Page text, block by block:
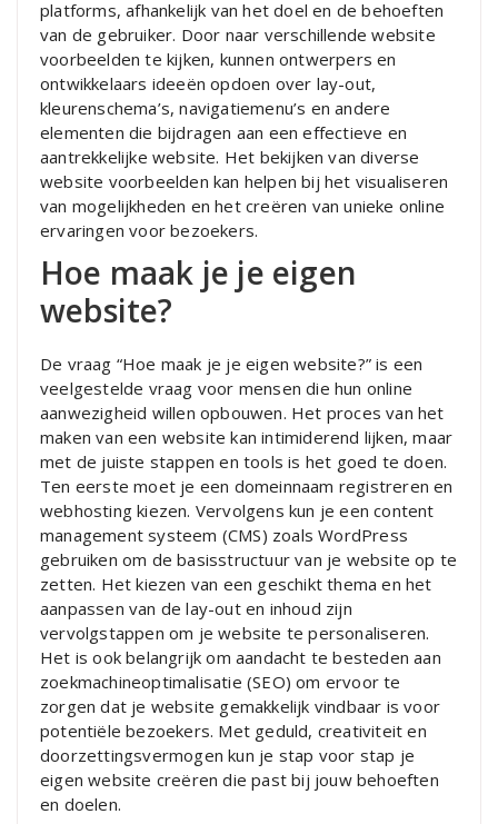
platforms, afhankelijk van het doel en de behoeften
van de gebruiker. Door naar verschillende website
voorbeelden te kijken, kunnen ontwerpers en
ontwikkelaars ideeën opdoen over lay-out,
kleurenschema’s, navigatiemenu’s en andere
elementen die bijdragen aan een effectieve en
aantrekkelijke website. Het bekijken van diverse
website voorbeelden kan helpen bij het visualiseren
van mogelijkheden en het creëren van unieke online
ervaringen voor bezoekers.
Hoe maak je je eigen
website?
De vraag “Hoe maak je je eigen website?” is een
veelgestelde vraag voor mensen die hun online
aanwezigheid willen opbouwen. Het proces van het
maken van een website kan intimiderend lijken, maar
met de juiste stappen en tools is het goed te doen.
Ten eerste moet je een domeinnaam registreren en
webhosting kiezen. Vervolgens kun je een content
management systeem (CMS) zoals WordPress
gebruiken om de basisstructuur van je website op te
zetten. Het kiezen van een geschikt thema en het
aanpassen van de lay-out en inhoud zijn
vervolgstappen om je website te personaliseren.
Het is ook belangrijk om aandacht te besteden aan
zoekmachineoptimalisatie (SEO) om ervoor te
zorgen dat je website gemakkelijk vindbaar is voor
potentiële bezoekers. Met geduld, creativiteit en
doorzettingsvermogen kun je stap voor stap je
eigen website creëren die past bij jouw behoeften
en doelen.